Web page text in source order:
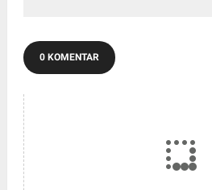
0 KOMENTAR